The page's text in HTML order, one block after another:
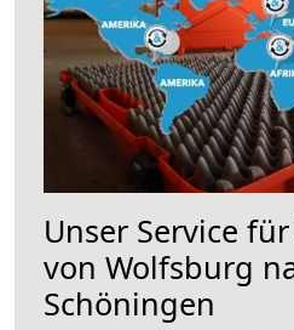
Unser Service
von Wolfsburg
Schöningen